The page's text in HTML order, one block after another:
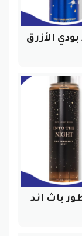
الأزرق
باث اند